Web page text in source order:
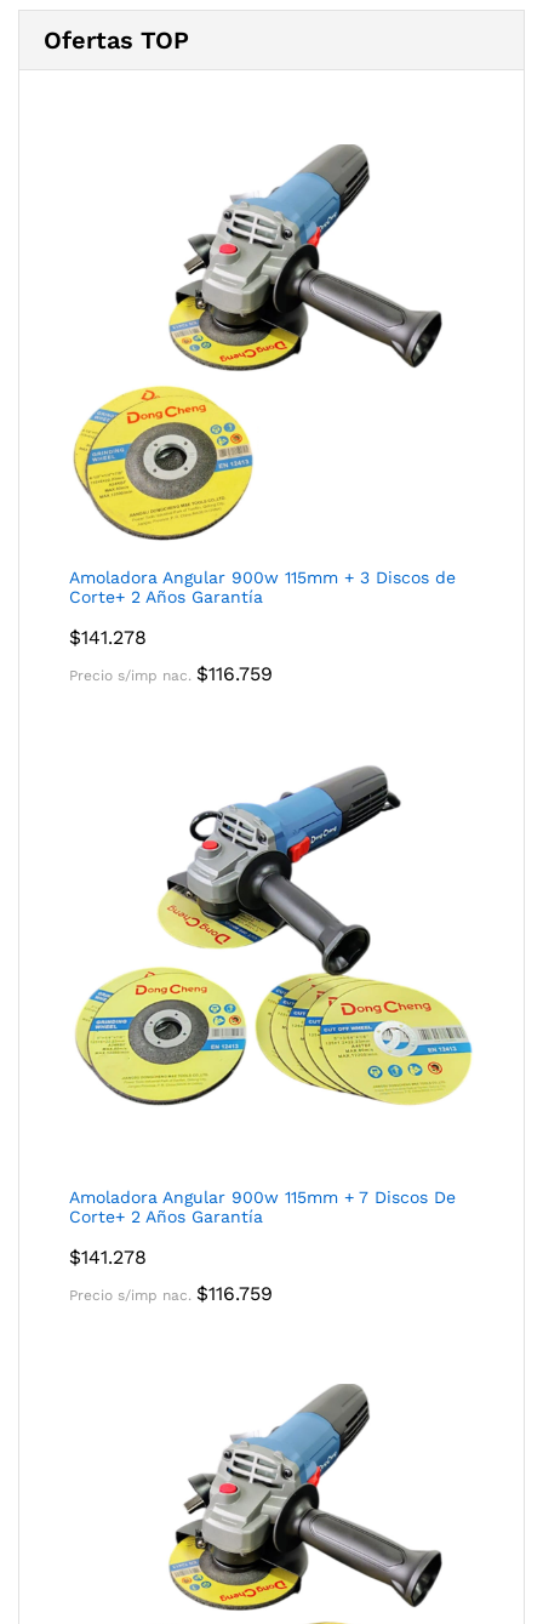
Ofertas TOP
Amoladora Angular 900w 115mm + 3 Discos de
Corte+ 2 Años Garantía
$141.278
Precio s/imp nac. $116.759
Amoladora Angular 900w 115mm + 7 Discos De
Corte+ 2 Años Garantía
$141.278
Precio s/imp nac. $116.759